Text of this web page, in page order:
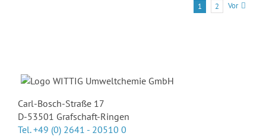
1 2 Vor
Carl-Bosch-Straße 17
D-53501 Grafschaft-Ringen
Tel. +49 (0) 2641 - 20510 0